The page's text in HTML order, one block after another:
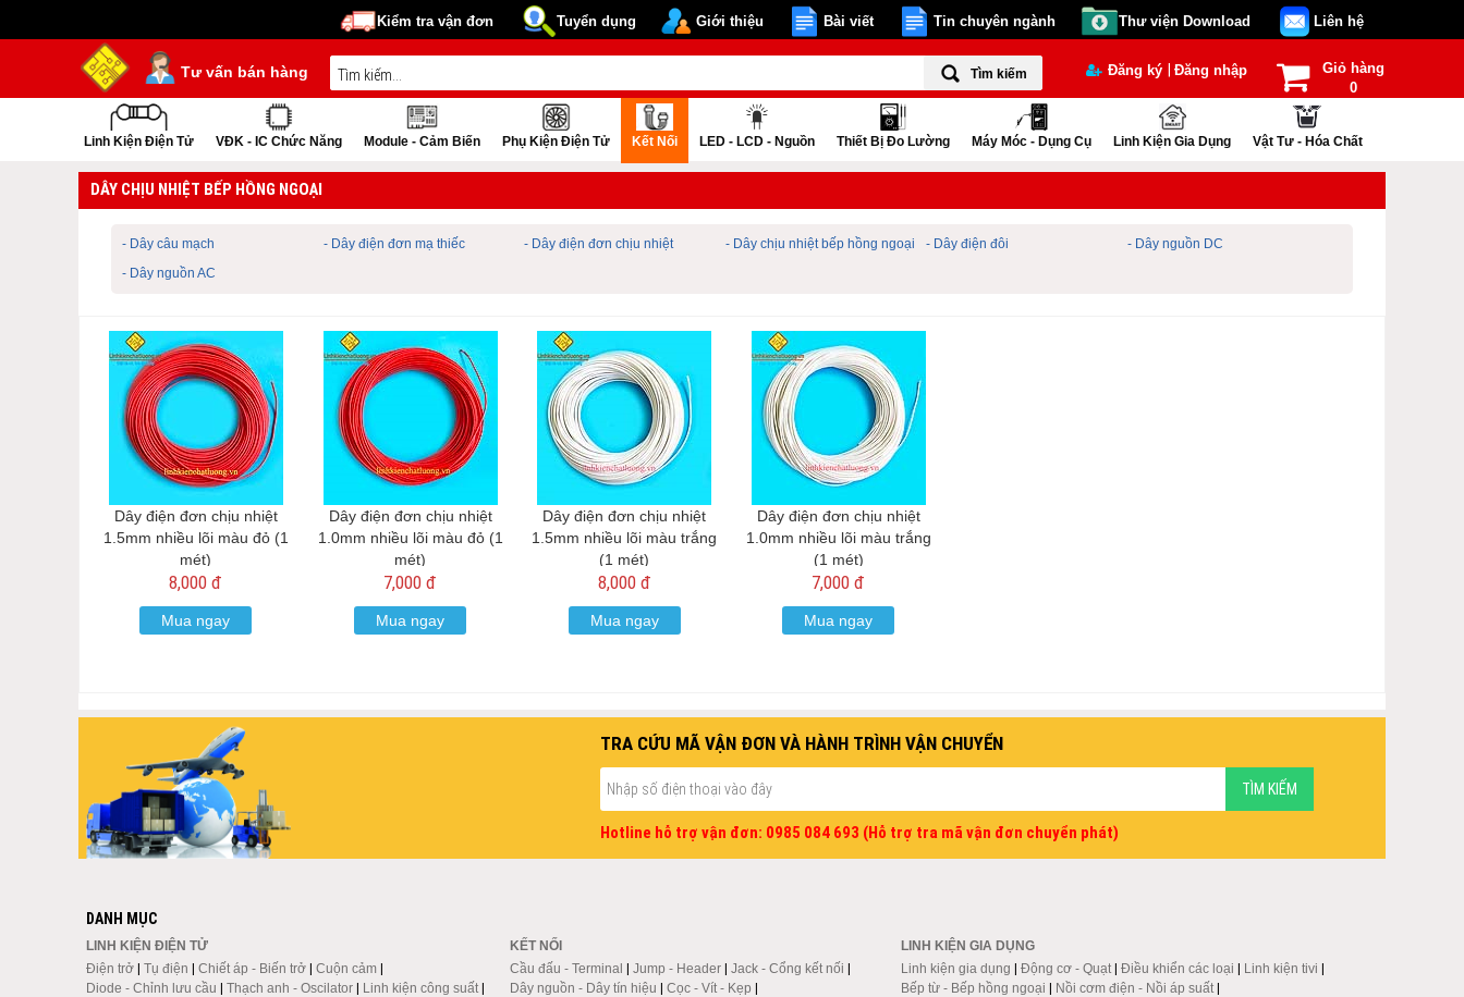
Kiểm tra vận đơn Tuyển dụng Giới thiệu Bài viết Tin chuyên ngành Thư viện Download Liên hệ
Tư vấn bán hàng Tìm kiếm Đăng ký |Đăng nhập
Giỏ hàng
0
Linh Kiện Điện Tử VĐK - IC Chức Năng Module - Cảm Biến Phụ Kiện Điện Tử Kết Nối LED - LCD - Nguồn Thiết Bị Đo Lường Máy Móc - Dụng Cụ Linh Kiện Gia Dụng Vật Tư - Hóa Chất
DÂY CHỊU NHIỆT BẾP HỒNG NGOẠI
- Dây câu mạch - Dây điện đơn mạ thiếc - Dây điện đơn chịu nhiệt - Dây chịu nhiệt bếp hồng ngoại - Dây điện đôi
- Dây nguồn DC
- Dây nguồn AC
Dây điện đơn chịu nhiệt
1.5mm nhiều lõi màu đỏ (1
mét)
8,000 đ
Mua ngay
Dây điện đơn chịu nhiệt
1.0mm nhiều lõi màu đỏ (1
mét)
7,000 đ
Mua ngay
Dây điện đơn chịu nhiệt
1.5mm nhiều lõi màu trắng
(1 mét)
8,000 đ
Mua ngay
Dây điện đơn chịu nhiệt
1.0mm nhiều lõi màu trắng
(1 mét)
7,000 đ
Mua ngay
TRA CỨU MÃ VẬN ĐƠN VÀ HÀNH TRÌNH VẬN CHUYỂN
Hotline hỗ trợ vận đơn: 0985 084 693 (Hỗ trợ tra mã vận đơn chuyển phát)
DANH MỤC
LINH KIỆN ĐIỆN TỬ
Điện trở| Tụ điện | Chiết áp - Biến trở| Cuộn cảm|
Diode - Chỉnh lưu cầu | Thạch anh - Oscilator| Linh kiện công suất|
KẾT NỐI
Cầu đấu - Terminal | Jump - Header| Jack - Cổng kết nối |
Dây nguồn - Dây tín hiệu | Cọc - Vít - Kẹp |
LINH KIỆN GIA DỤNG
Linh kiện gia dụng |Động cơ - Quạt |Điều khiển các loại | Linh kiện tivi |
Bếp từ - Bếp hồng ngoại | Nồi cơm điện - Nồi áp suất |